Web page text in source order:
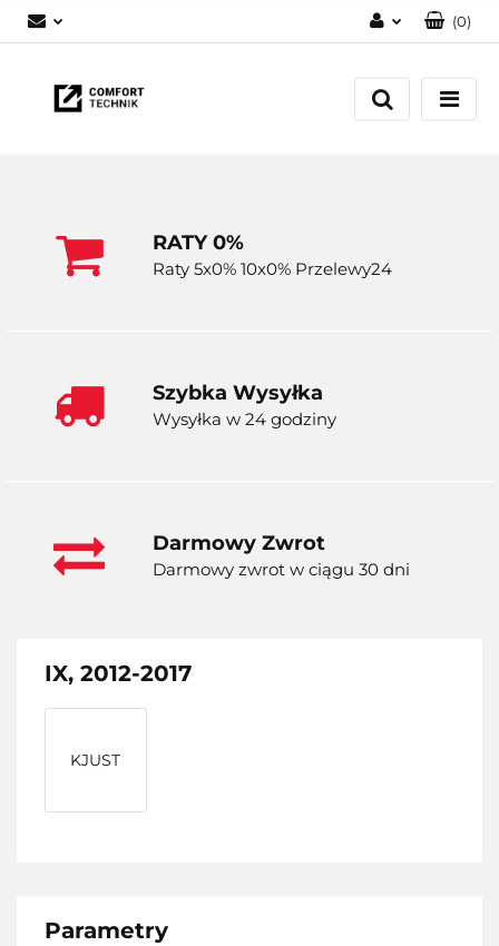
Zaloguj się
Zarejestruj się
(0)
RATY 0%
Raty 5x0% 10x0% Przelewy24
Szybka Wysyłka
Wysyłka w 24 godziny
Darmowy Zwrot
Darmowy zwrot w ciągu 30 dni
IX, 2012-2017
KJUST
Parametry